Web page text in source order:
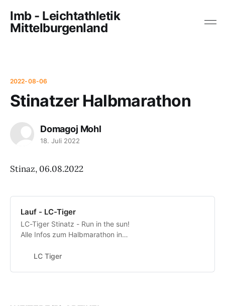
lmb - Leichtathletik
Mittelburgenland
2022-08-06
Stinatzer Halbmarathon
Domagoj Mohl
18. Juli 2022
Stinaz, 06.08.2022
Lauf - LC-Tiger
LC-Tiger Stinatz - Run in the sun!
Alle Infos zum Halbmarathon in
LC Tiger